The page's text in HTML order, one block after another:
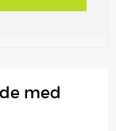
med